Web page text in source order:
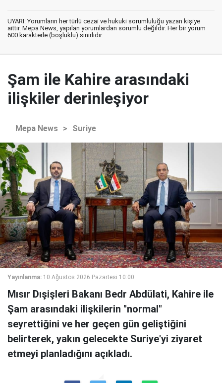
UYARI: Yorumların her türlü cezai ve hukuki sorumluluğu yazan kişiye
aittir. Mepa News, yapılan yorumlardan sorumlu değildir. Her bir yorum
600 karakterle (boşluklu) sınırlıdır.
Şam ile Kahire arasındaki
ilişkiler derinleşiyor
Mepa News > Suriye
Yayınlanma: 10 Ağustos 2026 Pazartesi 10:00
Mısır Dışişleri Bakanı Bedr Abdülati, Kahire ile
Şam arasındaki ilişkilerin "normal"
seyrettiğini ve her geçen gün geliştiğini
belirterek, yakın gelecekte Suriye'yi ziyaret
etmeyi planladığını açıkladı.